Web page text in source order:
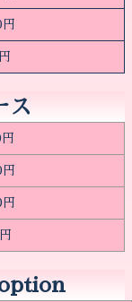
円
ス
円
円
option